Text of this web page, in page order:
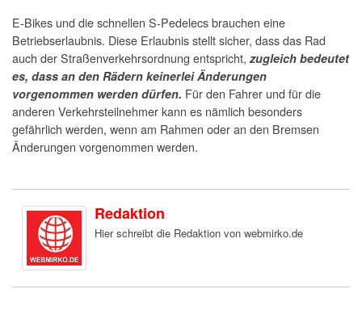
E-Bikes und die schnellen S-Pedelecs brauchen eine
Betriebserlaubnis. Diese Erlaubnis stellt sicher, dass das Rad
auch der Straßenverkehrsordnung entspricht,zugleich bedeutet
es, dass an den Rädern keinerlei Änderungen
vorgenommen werden dürfen. Für den Fahrer und für die
anderen Verkehrsteilnehmer kann es nämlich besonders
gefährlich werden, wenn am Rahmen oder an den Bremsen
Änderungen vorgenommen werden.
Redaktion
Hier schreibt die Redaktion von webmirko.de